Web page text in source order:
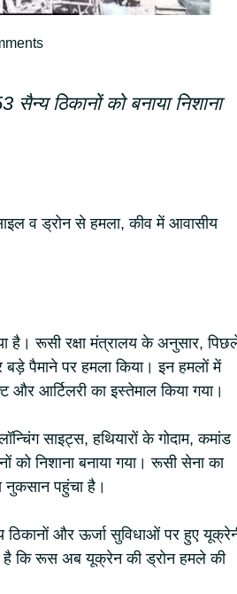
ठिकानों को बनाया निशाना
व ड्रोन से हमला, कीव में आवासीय
है। रूसी रक्षा मंत्रालय के अनुसार,
पैमाने पर हमला किया। इन हमलों में
आर्टिलरी का इस्तेमाल किया गया।
साइट्स, हथियारों के गोदाम, कमांड
को निशाना बनाया गया। रूसी सेना का
नुकसान पहुंचा है।
और ऊर्जा सुविधाओं पर हुए
है कि रूस अब यूक्रेन की ड्रोन हमले की